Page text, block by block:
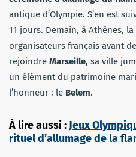
antique d’Olympie. S’en est
11 jours. Demain, à Athènes,
organisateurs français avant
rejoindre Marseille, sa ville
un élément du patrimoine
l’honneur : le Belem.
À lire aussi : Jeux
rituel d’allumage de la